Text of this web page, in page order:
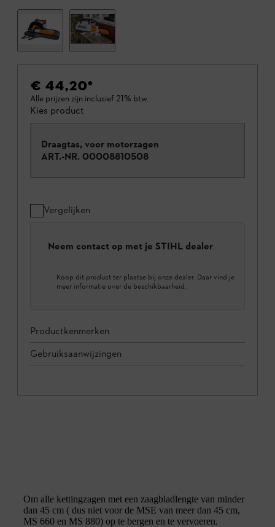
€ 44,20*
Alle prijzen zijn inclusief 21% btw.
Kies product
Draagtas, voor motorzagen
ART.-NR. 00008810508
Vergelijken
Neem contact op met je STIHL dealer
Koop dit product ter plaatse bij onze dealer. Daar vind je
meer informatie over de beschikbaarheid.
Productkenmerken
Gebruiksaanwijzingen
Om alle kettingzagen met een zaagbladlengte van minder
dan 45 cm ( dus niet voor de MSE van meer dan 45 cm,
MS 660 en MS 880) op te bergen en te vervoeren.